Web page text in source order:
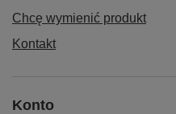
Chcę wymienić produkt
Kontakt
Konto